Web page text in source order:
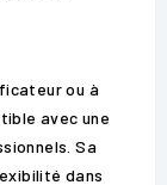
ou à
avec une
Sa
dans